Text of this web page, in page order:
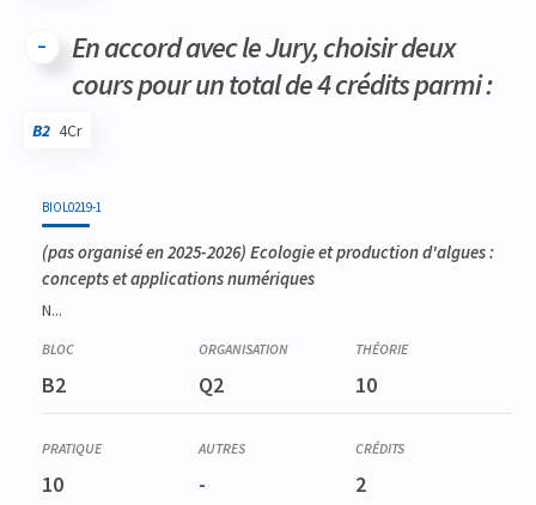
En accord avec le Jury, choisir deux
cours pour un total de 4 crédits parmi :
B2 4Cr
BIOL0219-1
(pas organisé en 2025-2026) Ecologie et production d'algues :
concepts et applications numériques
N...
B2 Q2 10
10 - 2